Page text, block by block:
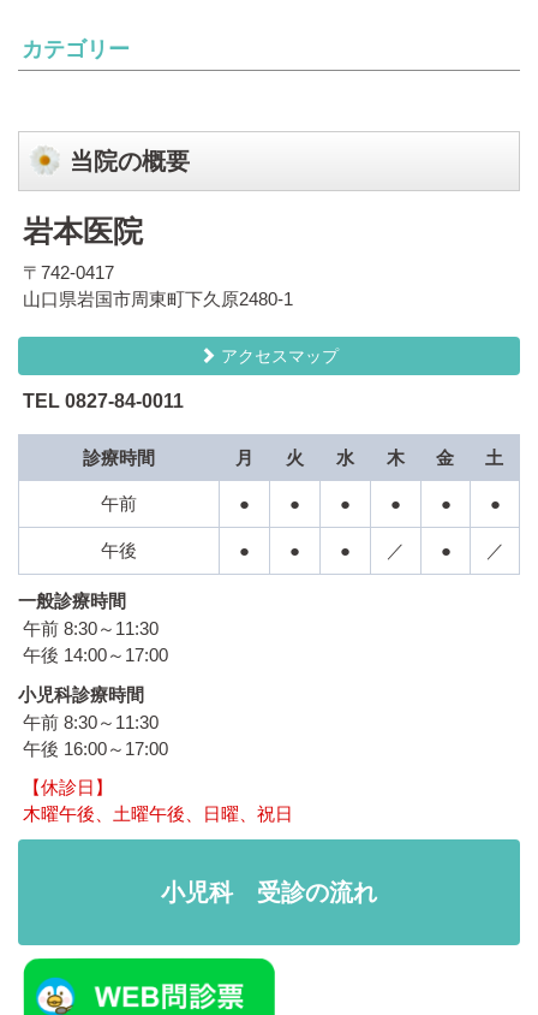
カテゴリー
当院の概要
岩本医院
〒742-0417
山口県岩国市周東町下久原2480-1
アクセスマップ
TEL 0827-84-0011
診療時間 月 火 水 木 金 土
午前 ● ● ● ● ● ●
午後 ● ● ● ／ ● ／
一般診療時間
午前 8:30～11:30
午後 14:00～17:00
小児科診療時間
午前 8:30～11:30
午後 16:00～17:00
【休診日】
木曜午後、土曜午後、日曜、祝日
小児科 受診の流れ